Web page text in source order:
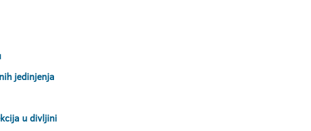
jedinjenja
u divljini